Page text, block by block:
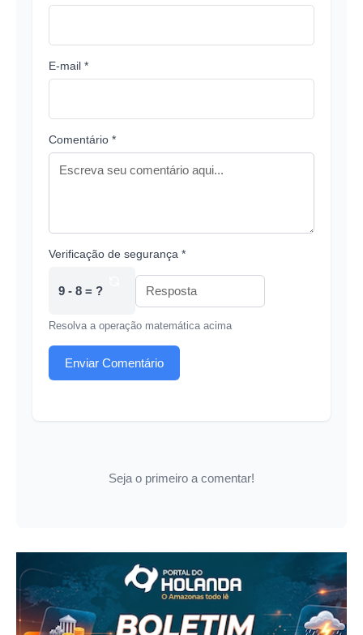
E-mail *
Comentário *
Verificação de segurança *
9 - 8 = ?
Resolva a operação matemática acima
Enviar Comentário
Seja o primeiro a comentar!